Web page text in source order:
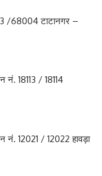
/68004 टाटानगर –
18113 / 18114
12021 / 12022 हावड़ा